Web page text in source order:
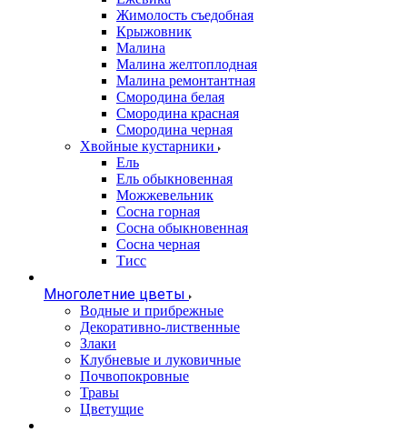
Жимолость съедобная
Крыжовник
Малина
Малина желтоплодная
Малина ремонтантная
Смородина белая
Смородина красная
Смородина черная
Хвойные кустарники
Ель
Ель обыкновенная
Можжевельник
Сосна горная
Сосна обыкновенная
Сосна черная
Тисс
Многолетние цветы
Водные и прибрежные
Декоративно-лиственные
Злаки
Клубневые и луковичные
Почвопокровные
Травы
Цветущие